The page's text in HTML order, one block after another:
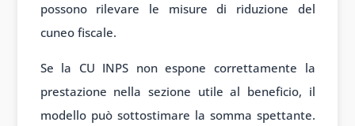
possono rilevare le misure di riduzione del
cuneo fiscale.
Se la CU INPS non espone correttamente la
prestazione nella sezione utile al beneficio, il
modello può sottostimare la somma spettante.